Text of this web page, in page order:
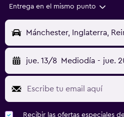
Entrega en el mismo punto
Mánchester, Inglaterra,
jue. 13/8 Mediodía - jue.
Recibir las ofertas especiales